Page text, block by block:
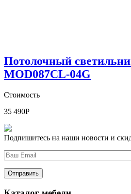
Потолочный
MOD087CL-04G
Стоимость
35 490Р
Подпишитесь на наши новости и